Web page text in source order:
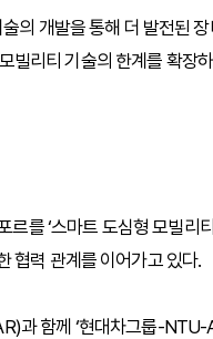
의 개발을 통해 더 발전된
빌리티 기술의 한계를 확장
를 ‘스마트 도심형 모빌리
협력 관계를 이어가고 있다.
과 함께 ‘현대차그룹-